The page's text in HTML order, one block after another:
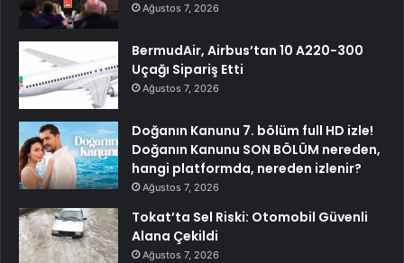
Ağustos 7, 2026
BermudAir, Airbus’tan 10 A220-300
Uçağı Sipariş Etti
Ağustos 7, 2026
Doğanın Kanunu 7. bölüm full HD izle!
Doğanın Kanunu SON BÖLÜM nereden,
hangi platformda, nereden izlenir?
Ağustos 7, 2026
Tokat’ta Sel Riski: Otomobil Güvenli
Alana Çekildi
Ağustos 7, 2026